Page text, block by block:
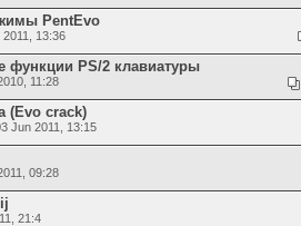
PentEvo
13:36
функции PS/2 клавиатуры
11:28
(Evo crack)
Jun 2011, 13:15
09:28
21:4